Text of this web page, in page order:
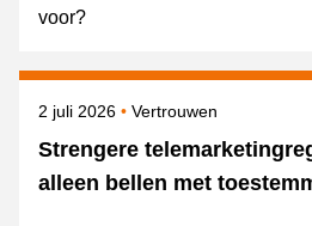
voor?
Strengere
alleen bellen met
Gepubliceerd op
2 juli 2026 Onderwerpen
Vertrouwen